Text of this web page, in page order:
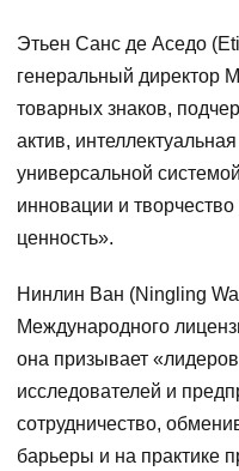
Этьен Санс де Аседо
генеральный директор
товарных знаков,
актив,
универсальной
инновации и
ценность».
Нинлин Ван (Ningling
Международного
она призывает
исследователей и
сотрудничество,
барьеры и на практике